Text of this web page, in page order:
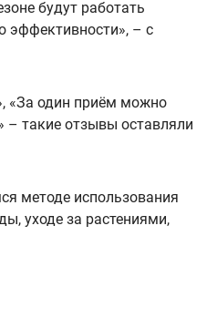
будут работать
эффективности», – с
«За один приём можно
– такие отзывы оставляли
методе использования
уходе за растениями,